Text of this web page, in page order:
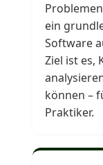
ein
Software
Ziel ist es,
können –
Praktiker.